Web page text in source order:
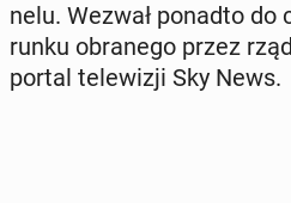
ne­lu. Wezwał ponadto
run­ku ob­ra­ne­go przez
portal te­le­wi­zji Sky News.